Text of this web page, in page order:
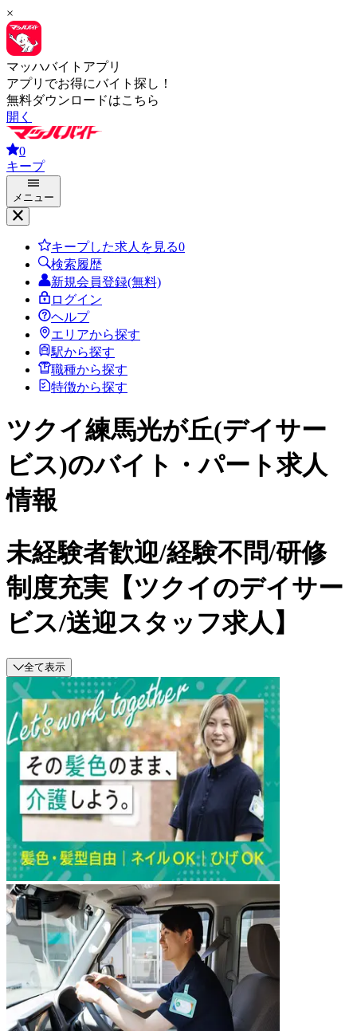
×
マッハバイトアプリ
アプリでお得にバイト探し！
無料ダウンロードはこちら
開く
0
キープ
メニュー
キープした求人を見る0
検索履歴
新規会員登録(無料)
ログイン
ヘルプ
エリアから探す
駅から探す
職種から探す
特徴から探す
ツクイ練馬光が丘(デイサー
ビス)のバイト・パート求人
情報
未経験者歓迎/経験不問/研修
制度充実【ツクイのデイサー
ビス/送迎スタッフ求人】
全て表示